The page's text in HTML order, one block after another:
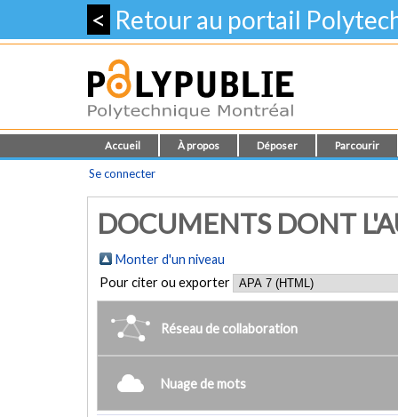
< Retour au portail
Accueil À propos Déposer Parcourir
Se connecter
DOCUMENTS DONT
Monter d'un niveau
Pour citer ou exporter
Réseau de collaboration
Nuage de mots